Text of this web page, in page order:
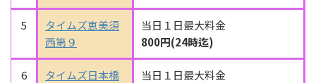
5
タイムズ恵美須
西第９
当日１日最大料金
800円(24時迄)
6
タイムズ日本橋
当日１日最大料金